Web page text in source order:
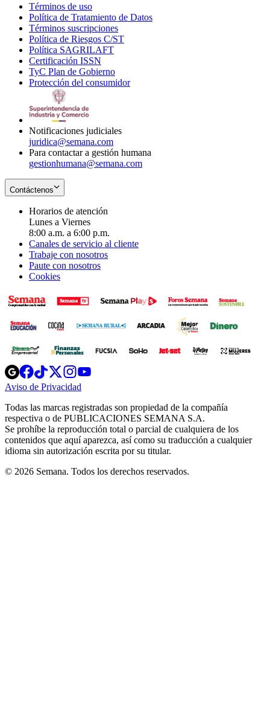
Términos de uso
in
new
window
Política de Tratamiento de Datos
Términos suscripciones
in
Política de Riesgos C/ST
Política SAGRILAFT
new
window
Certificación ISSN
in
new
TyC Plan de Gobierno
in
Protección del consumidorOpens
Notificaciones judiciales
juridica@semana.com
Para contactar a gestión humana
gestionhumana@semana.com
Contáctenos
Horarios de atención
Lunes a Viernes
8:00 a.m. a 6:00 p.m.
Canales de servicio al cliente
Trabaje con nosotros
Paute con nosotros
Cookies
Opens
in
new
Opens
in
new
Opens
in
new
window
Opens
new
windowwindow
Aviso de Privacidad
new
window
Todas las marcas registradas son propiedad de la compañía
respectiva o de PUBLICACIONES SEMANA S.A.
Se prohíbe la reproducción total o parcial de cualquiera de los
contenidos que aquí aparezca, así como su traducción a cualquier
idioma sin autorización escrita por su titular.
© 2026 Semana. Todos los derechos reservados.